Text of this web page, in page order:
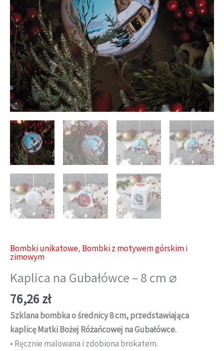
Bombki unikatowe, Bombki z motywem górskim i
zimowym
Kaplica na Gubałówce – 8 cm ⌀
76,26zł
Szklana bombka o średnicy 8 cm, przedstawiająca
kaplicę Matki Bożej Różańcowej na Gubałówce.
• Ręcznie malowana i zdobiona brokatem.